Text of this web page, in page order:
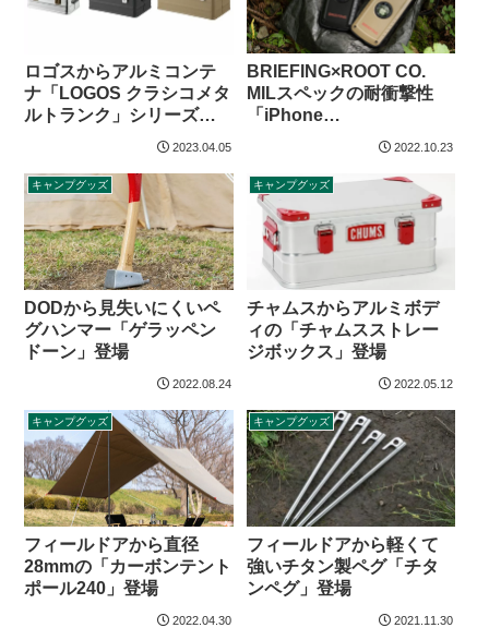
ロゴスからアルミコンテ
ナ「LOGOS クラシコメタ
ルトランク」シリーズ登
2023.04.05
BRIEFING×ROOT CO.
MILスペックの耐衝撃性
「iPhone
14/iPhone14Pro用ケー
2022.10.23
キャンプグッズ
DODから見失いにくいペ
グハンマー「ゲラッペン
ドーン」登場
2022.08.24
キャンプグッズ
チャムスからアルミボデ
ィの「チャムスストレー
ジボックス」登場
2022.05.12
キャンプグッズ
フィールドアから直径
28mmの「カーボンテント
ポール240」登場
2022.04.30
キャンプグッズ
フィールドアから軽くて
強いチタン製ペグ「チタ
ンペグ」登場
2021.11.30